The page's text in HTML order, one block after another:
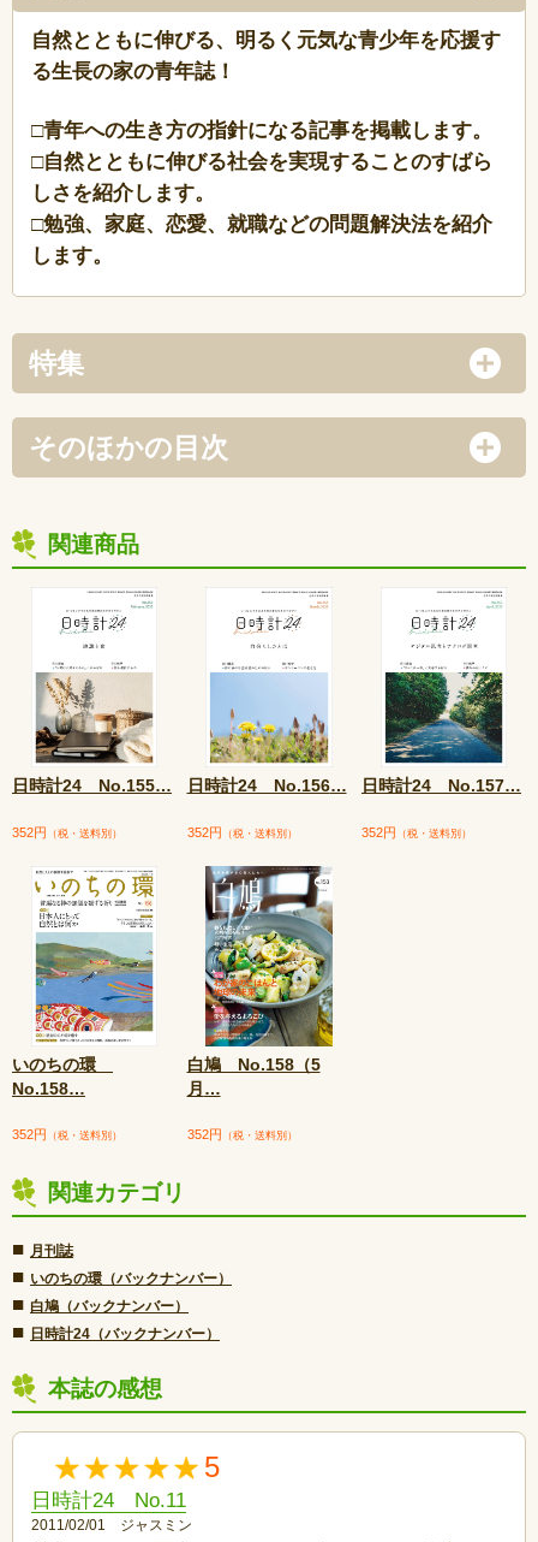
自然とともに伸びる、明るく元気な青少年を応援す
る生長の家の青年誌！
□青年への生き方の指針になる記事を掲載します。
□自然とともに伸びる社会を実現することのすばら
しさを紹介します。
□勉強、家庭、恋愛、就職などの問題解決法を紹介
します。
特集
そのほかの目次
関連商品
日時計24 No.155…
352円 （税・送料別）
日時計24 No.156…
352円 （税・送料別）
日時計24 No.157…
352円 （税・送料別）
いのちの環
No.158…
352円 （税・送料別）
白鳩 No.158（5
月 …
352円 （税・送料別）
関連カテゴリ
■ 月刊誌
■ いのちの環（バックナンバー）
■ 白鳩（バックナンバー）
■ 日時計24（バックナンバー）
本誌の感想
5
日時計24 No.11
2011/02/01 ジャスミン